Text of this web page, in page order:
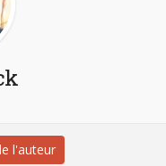
l'auteur